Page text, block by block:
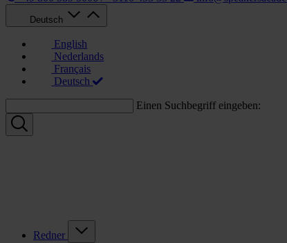
Deutsch
English
Nederlands
Français
Deutsch
Einen Suchbegriff eingeben:
Redner